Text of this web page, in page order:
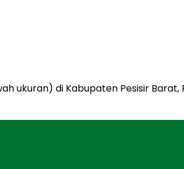
ukuran) di Kabupaten Pesisir Barat,